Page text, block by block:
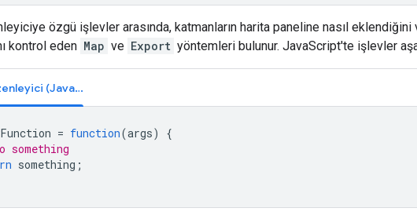
özgü işlevler arasında, katmanların harita paneline nasıl eklendiğini
kontrol eden Map ve Export yöntemleri bulunur. JavaScript'te işlevler
Kod Düzenleyici (JavaScript)
= function(args)
{
something
something ;